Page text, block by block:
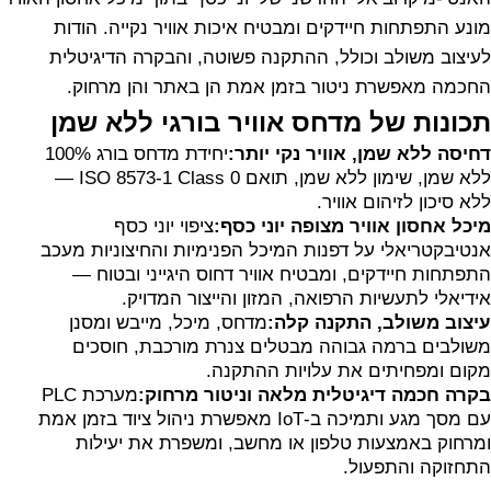
מונע התפתחות חיידקים ומבטיח איכות אוויר נקייה. הודות
לעיצוב משולב וכולל, ההתקנה פשוטה, והבקרה הדיגיטלית
החכמה מאפשרת ניטור בזמן אמת הן באתר והן מרחוק.
תכונות של מדחס אוויר בורגי ללא שמן
דחיסה ללא שמן, אוויר נקי יותר:
יחידת מדחס בורג 100%
ללא שמן, שימון ללא שמן, תואם ISO 8573-1 Class 0 —
ללא סיכון לזיהום אוויר.
מיכל אחסון אוויר מצופה יוני כסף:ציפוי יוני כסף
אנטיבקטריאלי על דפנות המיכל הפנימיות והחיצוניות מעכב
התפתחות חיידקים, ומבטיח אוויר דחוס היגייני ובטוח —
אידיאלי לתעשיות הרפואה, המזון והייצור המדויק.
עיצוב משולב, התקנה קלה:מדחס, מיכל, מייבש ומסנן
משולבים ברמה גבוהה מבטלים צנרת מורכבת, חוסכים
מקום ומפחיתים את עלויות ההתקנה.
בקרה חכמה דיגיטלית מלאה וניטור מרחוק:
מערכת PLC
עם מסך מגע ותמיכה ב-IoT מאפשרת ניהול ציוד בזמן אמת
ומרחוק באמצעות טלפון או מחשב, ומשפרת את יעילות
התחזוקה והתפעול.